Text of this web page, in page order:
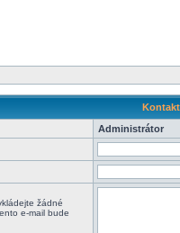
Administrátor
žádné
e-mail bude